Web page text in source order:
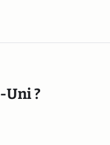
Uni ?